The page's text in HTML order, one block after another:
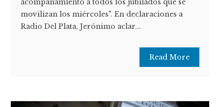
movilizan los miércoles". En declaraciones a
Radio Del Plata, Jerónimo aclar...
Read More